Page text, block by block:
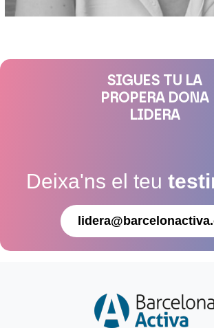
SIGUES TU LA
PROPERA DONA
LIDERA
Deixa'ns el teu